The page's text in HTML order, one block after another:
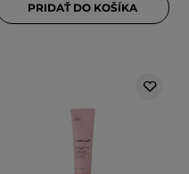
PRIDAŤ DO KOŠÍKA